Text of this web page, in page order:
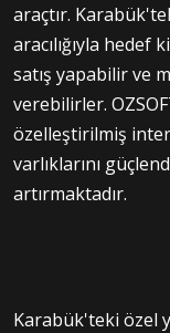
araçtır.
aracılığıyla
satış yapabilir ve
verebilirler.
özelleştirilmiş
varlıklarını
artırmaktadır.
Karabük'teki özel